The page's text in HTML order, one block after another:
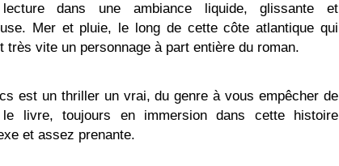
dans une ambiance liquide, glissante et
Mer et pluie, le long de cette côte atlantique qui
très vite un personnage à part entière du roman.
est un thriller un vrai, du genre à vous empêcher de
le livre, toujours en immersion dans cette histoire
et assez prenante.